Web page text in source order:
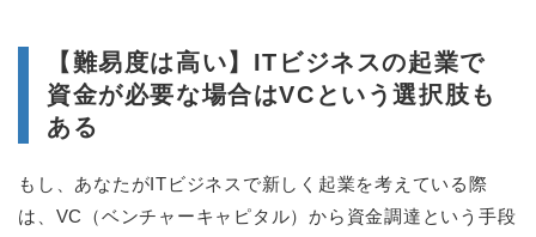
【難易度は高い】ITビジネスの起業で
資金が必要な場合はVCという選択肢も
ある
もし、あなたがITビジネスで新しく起業を考えている際
は、VC（ベンチャーキャピタル）から資金調達という手段